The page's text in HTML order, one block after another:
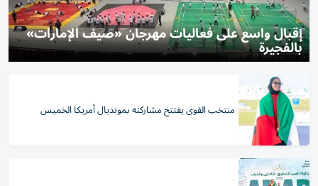
إقبال واسع على فعاليات مهرجان «صيف الإمارات»
بالفجيرة
منتخب القوى يفتتح مشاركته بمونديال أمريكا الخميس